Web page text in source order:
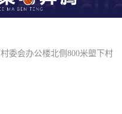
委会办公楼北侧800米塱下村